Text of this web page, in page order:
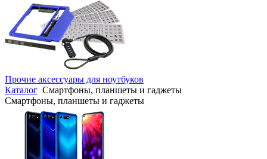
Прочие аксессуары для ноутбуков
Каталог Смартфоны, планшеты и гаджеты
Смартфоны, планшеты и гаджеты